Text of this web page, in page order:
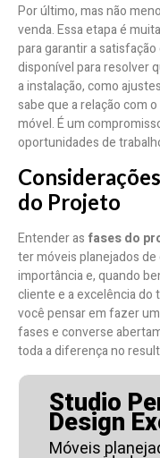
Por último, mas não
venda. Essa etapa é
para garantir a
disponível para resolver
a instalação, como
sabe que a relação com
móvel. É um
oportunidades de
do Projeto
Entender as fases do
ter móveis planejados
importância e, quando
cliente e a excelência do
você pensar em fazer
fases e converse
toda a diferença no
Studio
Design
Móveis